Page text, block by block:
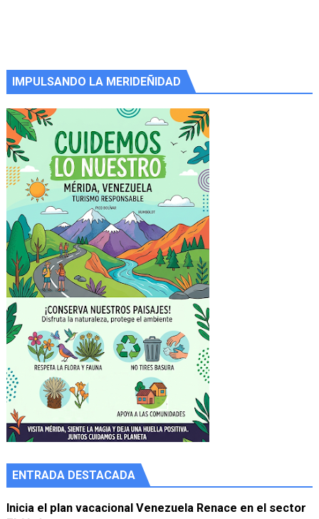
IMPULSANDO LA MERIDEÑIDAD
ENTRADA DESTACADA
Inicia el plan vacacional Venezuela Renace en el sector